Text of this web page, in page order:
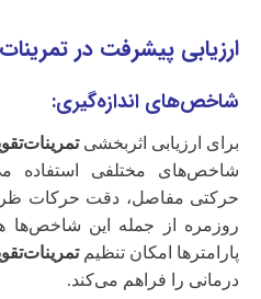
ارزیابی پیشرفت در
شاخص‌های اندازه‌گیری:
برای ارزیابی اثربخشی
شاخص‌های مختلفی استفاده
حرکتی مفاصل، دقت حرکات
روزمره از جمله این شاخص‌ها
پارامترها امکان تنظیم
درمانی را فراهم می‌کند.